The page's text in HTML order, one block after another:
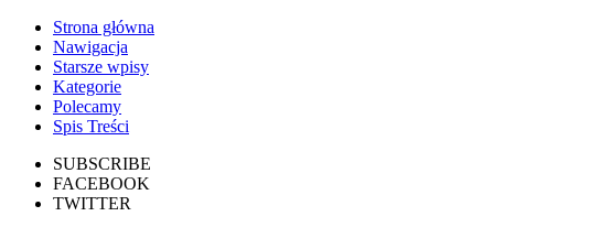
Strona główna
Nawigacja
Starsze wpisy
Kategorie
Polecamy
Spis Treści
SUBSCRIBE
FACEBOOK
TWITTER